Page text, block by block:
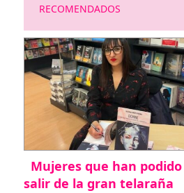
RECOMENDADOS
Mujeres que han podido
salir de la gran telaraña